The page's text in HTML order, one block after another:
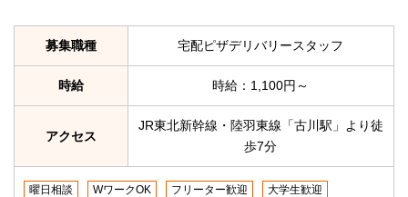
募集職種 宅配ピザデリバリースタッフ
時給 時給：1,100円～
アクセス
JR東北新幹線・陸羽東線「古川駅」より徒
歩7分
曜日相談 WワークOK フリーター歓迎 大学生歓迎